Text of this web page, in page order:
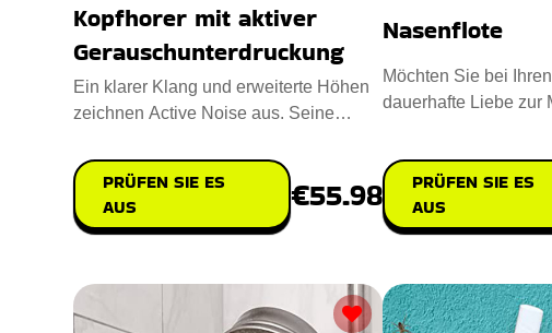
Kopfhorer mit aktiver
Gerauschunterdruckung
Ein klarer Klang und erweiterte Höhen
zeichnen Active Noise aus. Seine
PRÜFEN SIE ES
AUS
€55.98
Nasenflote
Möchten Sie bei
dauerhafte Liebe zur
PRÜFEN SIE ES
AUS